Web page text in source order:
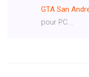
GTA San
pour PC...